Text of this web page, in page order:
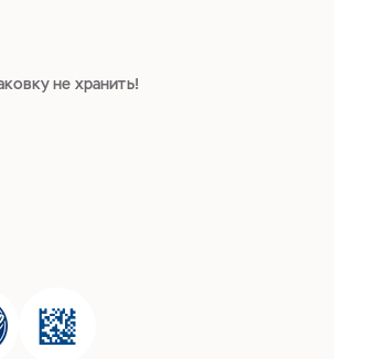
не хранить!